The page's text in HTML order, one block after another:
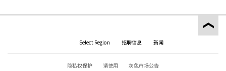
Select Region 招聘信息 新闻
隐私权保护 请使用 灰色市场公告